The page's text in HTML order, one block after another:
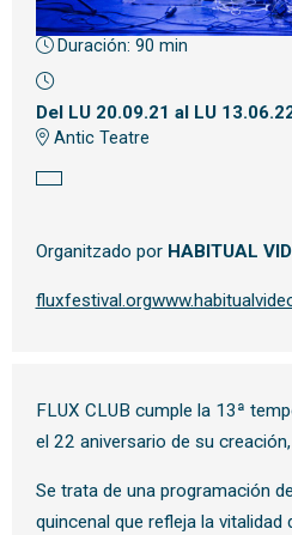
Diapositiva 1 de 1
Duración: 90 min
Del LU 20.09.21 al LU
Antic Teatre
Organitzado porHABITUAL
fluxfestival.org
FLUX CLUB cumple la 13ª
el 22 aniversario de su
Se trata de una programación
quincenal que refleja la vitalidad